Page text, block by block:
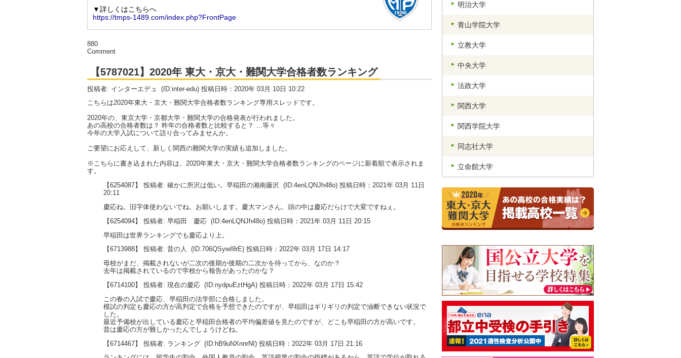
880
Comment
【5787021】2020年 東大・京大・難関大学合格者数ランキング
投稿者: インターエデュ
(ID:inter-edu) 投稿日時：2020年 03月 10日 10:22
こちらは2020年東大・京大・難関大学合格者数ランキング専用スレッドです。
2020年の、東京大学・京都大学・難関大学の合格発表が行われました。
あの高校の合格者数は？ 昨年の合格者数と比較すると？ …等々
今年の大学入試について語り合ってみませんか。
ご要望にお応えして、新しく関西の難関大学の実績も追加しました。
※こちらに書き込まれた内容は、2020年東大・京大・難関大学合格者数ランキングのページに新着順で表示されま
す。
【6254087】 投稿者: 確かに所沢は低い。早稲田の湘南藤沢
(ID:4enLQNJh48o) 投稿日時：2021年 03月 11日
20:11
慶応ね。旧字体使わないでね。お願いします。慶大マンさん。頭の中は慶応だらけで大変ですねぇ。
【6254094】 投稿者: 早稲田 慶応 (ID:4enLQNJh48o) 投稿日時：2021年 03月 11日 20:15
早稲田は世界ランキングでも慶応より上。
【6713988】 投稿者: 昔の人
(ID:706QSywI8rE) 投稿日時：2022年 03月 17日 14:17
母校がまだ、掲載されないが二次の後期か後期の二次かを待ってから、なのか？
去年は掲載されているので学校から報告があったのかな？
【6714100】 投稿者: 現在の慶応 (ID:nydpuEztHgA) 投稿日時：2022年 03月 17日 15:42
この春の入試で慶応、早稲田の法学部に合格しました。
模試の判定も慶応の方が高判定で合格を予想できたのですが、早稲田はギリギリの判定で油断できない状況で
した。
最近予備校が出している慶応と早稲田合格者の平均偏差値を見たのですが、どこも早稲田の方が高いです。
昔は慶応の方が難しかったんでしょうけどね。
【6714467】 投稿者: ランキング (ID:hB9uNXnnrNI) 投稿日時：2022年 03月 17日 21:16
明治大学
青山学院大学
立教大学
中央大学
法政大学
関西大学
関西学院大学
同志社大学
立命館大学